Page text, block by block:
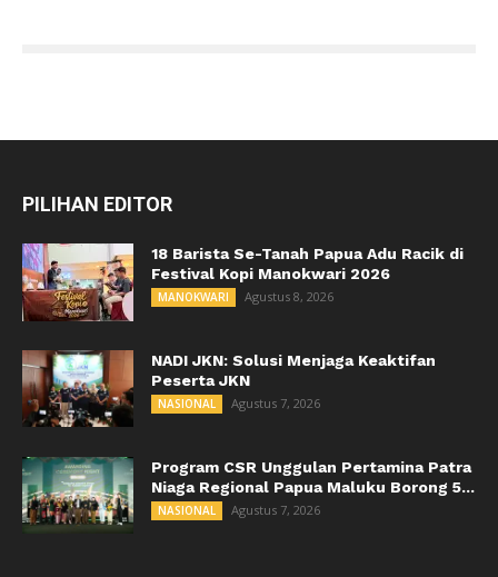
PILIHAN EDITOR
18 Barista Se-Tanah Papua Adu Racik di
Festival Kopi Manokwari 2026
MANOKWARI Agustus 8, 2026
NADI JKN: Solusi Menjaga Keaktifan
Peserta JKN
NASIONAL Agustus 7, 2026
Program CSR Unggulan Pertamina Patra
Niaga Regional Papua Maluku Borong 5...
NASIONAL Agustus 7, 2026